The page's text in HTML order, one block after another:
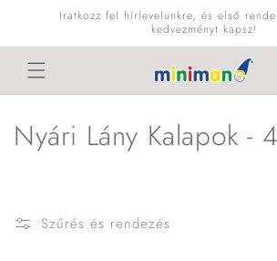
Ugrás aIratkozz fel hírlevelünkre, és első
kedvezményt kapsz!
K
Nyári Lány Kalapok -
Szűrés és rendezés